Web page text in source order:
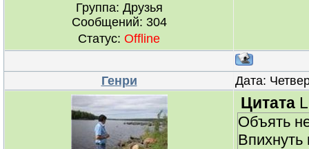
Группа: Друзья
Сообщений: 304
Статус: Offline
Генри Дата:
Цитата
Объять
Впихнуть